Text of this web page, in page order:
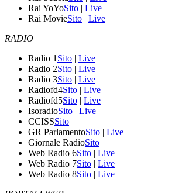
Rai YoYoSito | Live
Rai MovieSito | Live
RADIO
Radio 1 Sito | Live
Radio 2Sito | Live
Radio 3Sito | Live
Radiofd4Sito | Live
Radiofd5Sito | Live
IsoradioSito | Live
CCISSSito
GR ParlamentoSito | Live
Giornale RadioSito
Web Radio 6Sito | Live
Web Radio 7Sito | Live
Web Radio 8Sito | Live